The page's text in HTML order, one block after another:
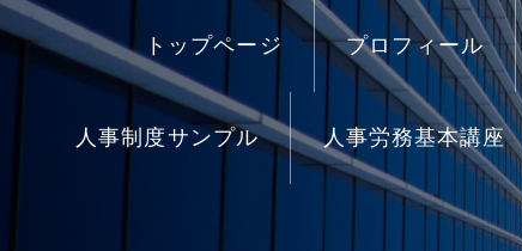
トップページ プロフィール
人事制度サンプル 人事労務基本講座